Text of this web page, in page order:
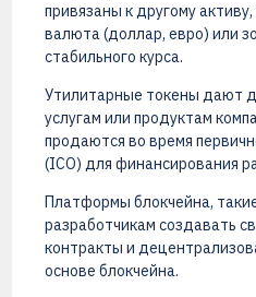
привязаны к другому
валюта (доллар, евро) или
стабильного курса.
Утилитарные токены дают
услугам или продуктам
продаются во время
(ICO) для финансирования
Платформы блокчейна,
разработчикам создавать
контракты и
основе блокчейна.